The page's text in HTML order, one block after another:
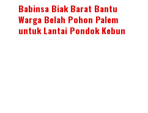
Babinsa Biak Barat Bantu
Warga Belah Pohon Palem
untuk Lantai Pondok Kebun